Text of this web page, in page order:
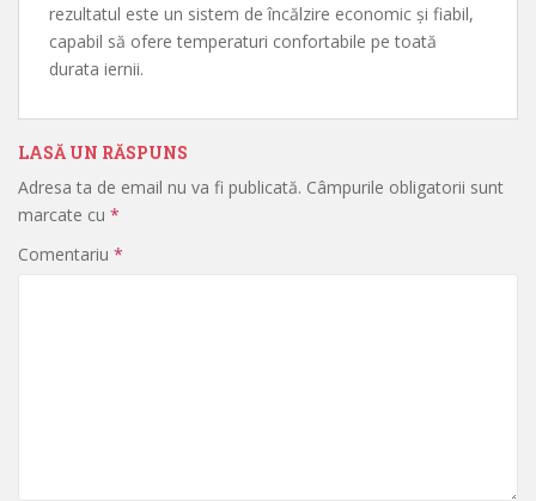
rezultatul este un sistem de încălzire economic și fiabil,
capabil să ofere temperaturi confortabile pe toată
durata iernii.
LASĂ UN RĂSPUNS
Adresa ta de email nu va fi publicată. Câmpurile obligatorii sunt
marcate cu *
Comentariu *